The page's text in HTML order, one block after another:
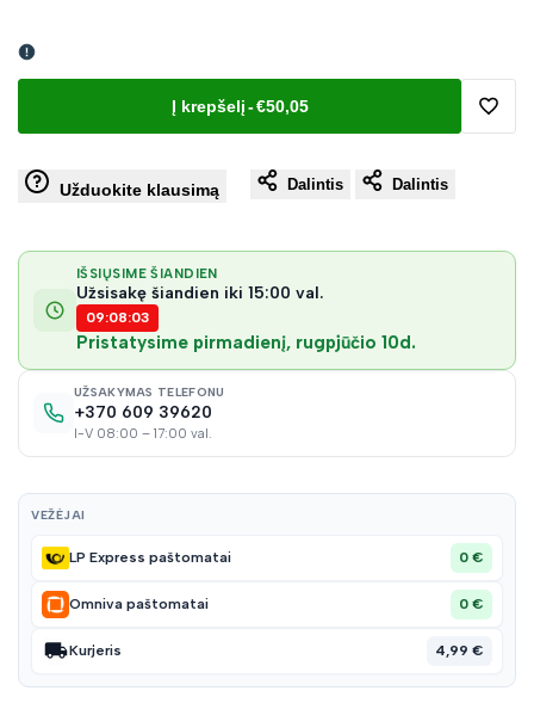
Į krepšelį-€50,05
Užduokite klausimą Dalintis Dalintis
IŠSIŲSIME ŠIANDIEN
Užsisakę šiandien iki 15:00 val.
09:08:02
Pristatysime pirmadienį, rugpjūčio 10d.
UŽSAKYMAS TELEFONU
+370 609 39620
I-V 08:00 – 17:00 val.
VEŽĖJAI
LP Express paštomatai 0 €
Omniva paštomatai 0 €
Kurjeris 4,99 €